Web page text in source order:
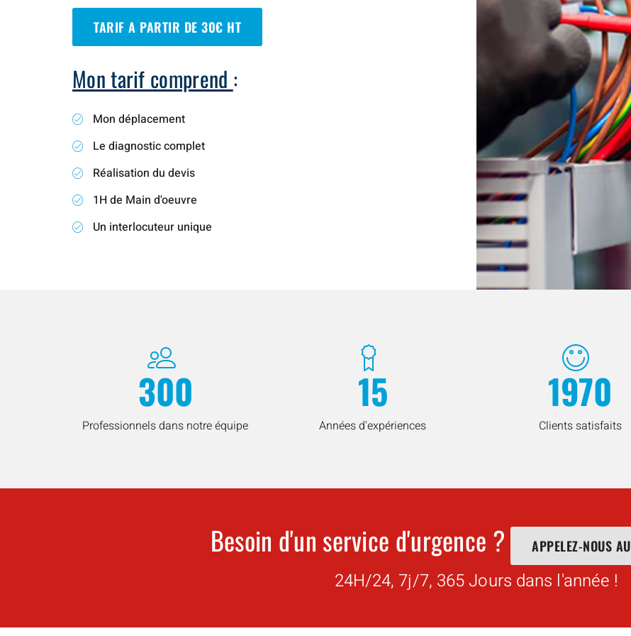
TARIF A PARTIR DE 30€ HT
Mon tarif comprend :
Mon déplacement
Le diagnostic complet
Réalisation du devis
1H de Main d'oeuvre
Un interlocuteur unique
300
Professionnels dans notre équipe
15
Années d'expériences
1970
Clients satisfaits
Besoin d'un service d'urgence ? APPELEZ-NOUS AU
24H/24, 7j/7, 365 Jours dans l'année !